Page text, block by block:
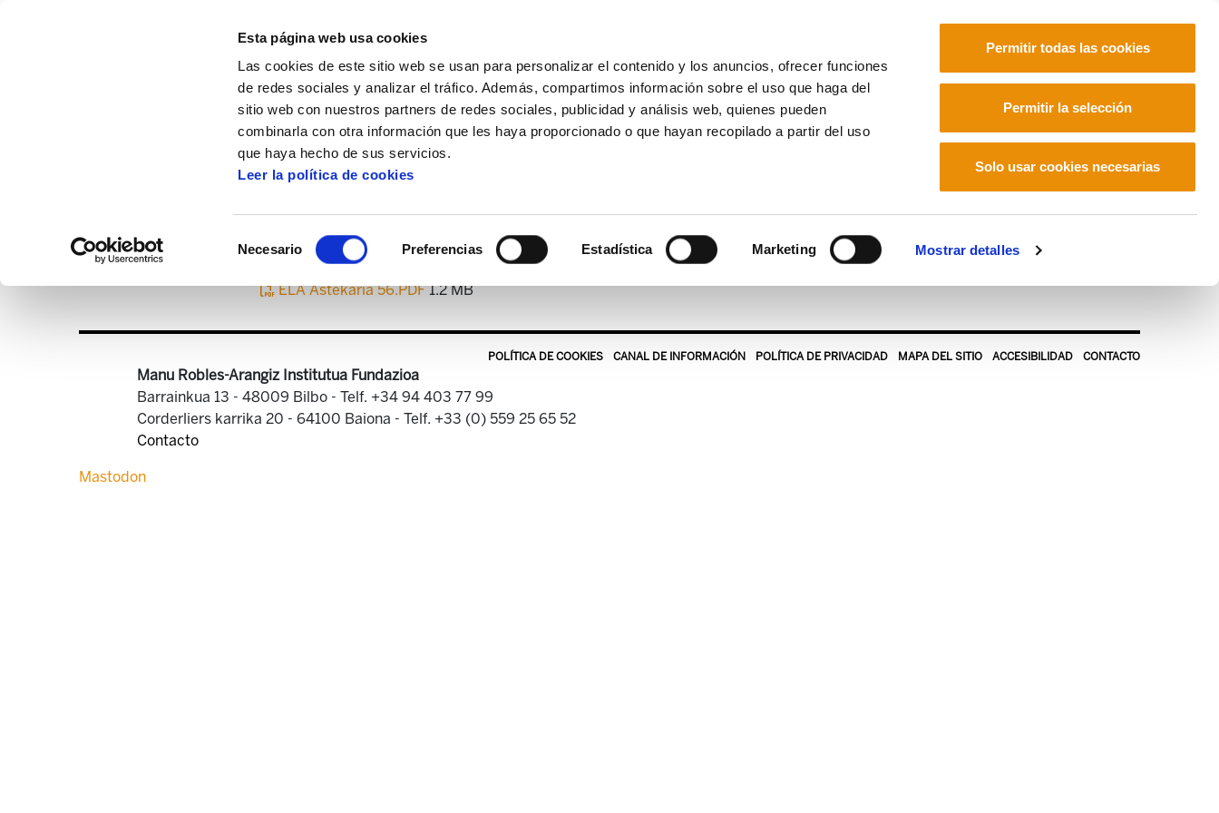
Esta página web usa cookies
Las cookies de este sitio web se usan para personalizar el contenido y los anuncios, ofrecer funciones
de redes sociales y analizar el tráfico. Además, compartimos información sobre el uso que haga del
sitio web con nuestros partners de redes sociales, publicidad y análisis web, quienes pueden
combinarla con otra información que les haya proporcionado o que hayan recopilado a partir del uso
que haya hecho de sus servicios.
Leer la política de cookies
Necesario Preferencias Estadística Marketing Mostrar detalles
Permitir todas las cookies
Permitir la selección
Solo usar cookies necesarias
Centro de documentación ELA Astekaria
ELA Astekaria 56.PDF1.2 MB
POLÍTICA DE COOKIES CANAL DE INFORMACIÓN POLÍTICA DE PRIVACIDAD MAPA DEL SITIO ACCESIBILIDAD CONTACTO
Manu Robles-Arangiz Institutua Fundazioa
Barrainkua 13 - 48009 Bilbo - Telf. +34 94 403 77 99
Corderliers karrika 20 - 64100 Baiona - Telf. +33 (0) 559 25 65 52
Contacto
Mastodon